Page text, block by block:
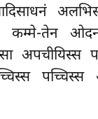
कम्मे-तेन
अपचीयिस्स
पच्चिस्स